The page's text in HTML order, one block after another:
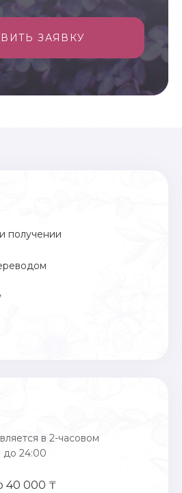
ЗАЯВКУ
получении
в 2-часовом
до 24:00
40 000 ₸